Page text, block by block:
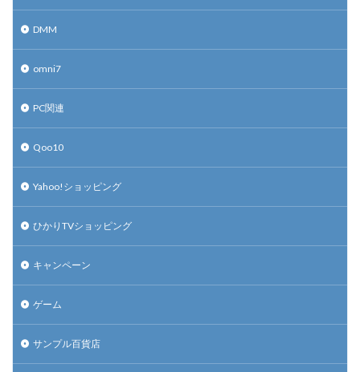
DMM
omni7
PC関連
Qoo10
Yahoo!ショッピング
ひかりTVショッピング
キャンペーン
ゲーム
サンプル百貨店